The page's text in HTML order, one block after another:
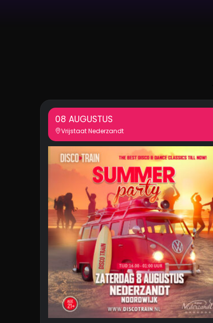
08 AUGUSTUS
Vrijstaat Nederzandt